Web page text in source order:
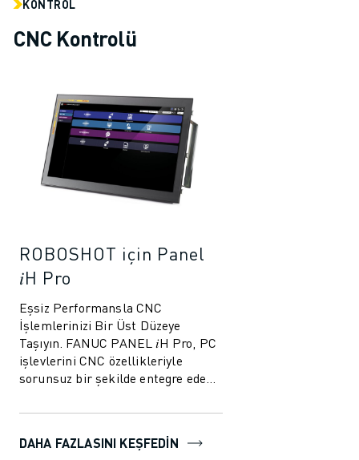
KONTROL
CNC Kontrolü
ROBOSHOT için Panel
𝑖H Pro
Eşsiz Performansla CNC
İşlemlerinizi Bir Üst Düzeye
Taşıyın. FANUC PANEL 𝑖H Pro, PC
işlevlerini CNC özellikleriyle
sorunsuz bir şekilde entegre eden,
performans ve es...
DAHA FAZLASINI KEŞFEDİN